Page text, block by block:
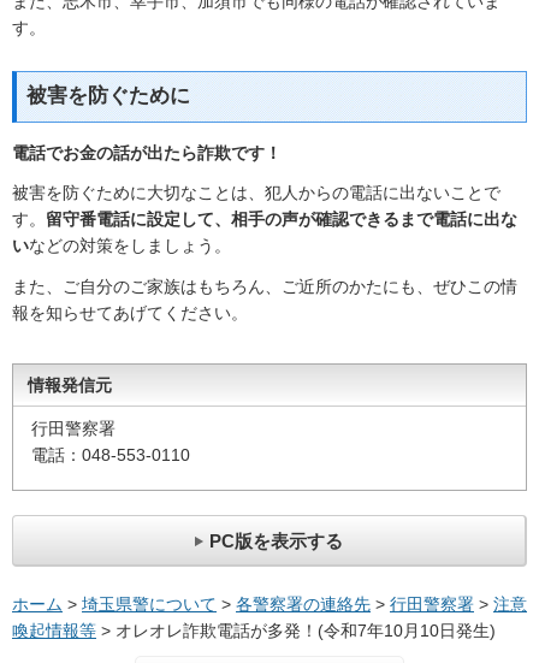
す。
被害を防ぐために
電話でお金の話が出たら詐欺です！
被害を防ぐために大切なことは、犯人からの電話に出ないことで
す。 留守番電話に設定して、相手の声が確認できるまで電話に出な
いなどの対策をしましょう。
また、ご自分のご家族はもちろん、ご近所のかたにも、ぜひこの情
報を知らせてあげてください。
情報発信元
行田警察署
電話：048-553-0110
PC版を表示する
ホーム > 埼玉県警について > 各警察署の連絡先 > 行田警察署 > 注意
喚起情報等 > オレオレ詐欺電話が多発！(令和7年10月10日発生)